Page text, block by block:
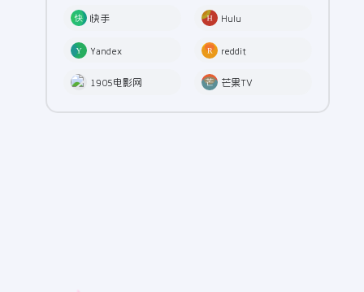
快手 Hulu
Yandex reddit
1905电影网 芒果TV